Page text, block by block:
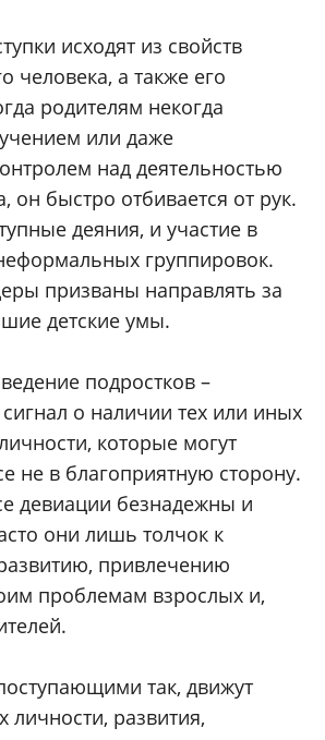
исходят из свойств
человека, а также его
родителям некогда
или даже
над деятельностью
он быстро отбивается от рук.
деяния, и участие в
группировок.
призваны направлять за
детские умы.
подростков –
о наличии тех или иных
которые могут
не в благоприятную сторону.
девиации безнадежны и
они лишь толчок к
привлечению
проблемам взрослых и,
так, движут
личности, развития,